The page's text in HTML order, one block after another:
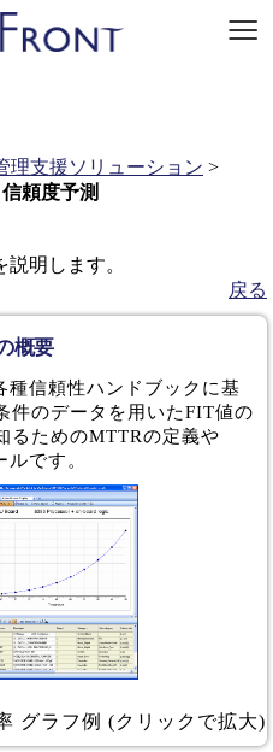
理支援ソリューション >
信頼度予測
明します。
戻る
概要
信頼性ハンドブックに基
件のデータを用いたFIT値の
るためのMTTRの定義や
です。
グラフ例 (クリックで拡大)